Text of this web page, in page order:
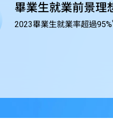
畢業生就業前景理
2023畢業生就業率超過95%